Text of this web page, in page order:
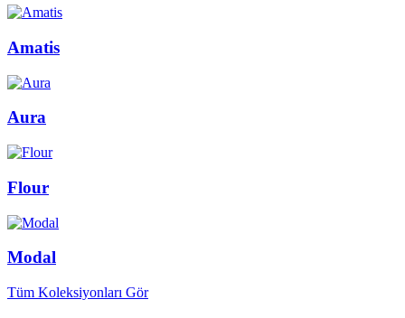
Amatis
Aura
Flour
Modal
Tüm Koleksiyonları Gör